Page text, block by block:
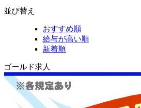
並び替え
おすすめ順
給与が高い順
新着順
ゴールド求人